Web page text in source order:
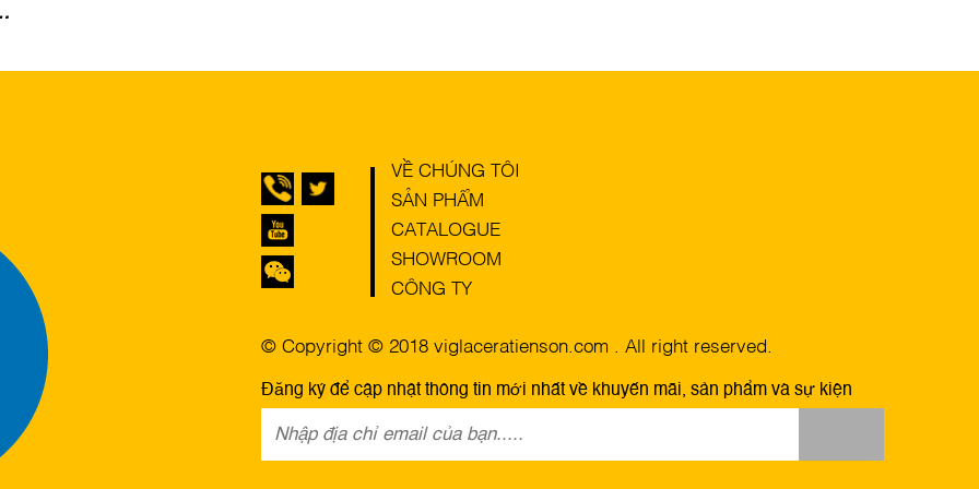
VỀ CHÚNG TÔI
SẢN PHẨM
CATALOGUE
SHOWROOM
CÔNG TY
© Copyright © 2018 viglaceratienson.com . All right reserved.
Đăng ký để cập nhật thông tin mới nhất về khuyến mãi, sản phẩm và sự kiện